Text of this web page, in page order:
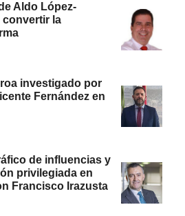
Aldo López-
convertir la
investigado por
Fernández en
de influencias y
privilegiada en
Francisco Irazusta